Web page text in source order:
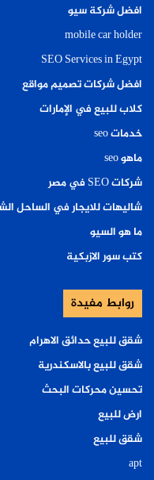
افضل شركة سيو
mobile car holder
SEO Services in Egypt
افضل شركات تصميم مواقع
كلاب للبيع في الإمارات
خدمات seo
ماهو seo
شركات SEO في مصر
شاليهات للايجار في الساحل
ما هو السيو
كتب سور الازبكية
روابط مفيدة
شقق للبيع حدائق الاهرام
شقق للبيع بالاسكندرية
تحسين محركات البحث
ارض للبيع
شقق للبيع
apt